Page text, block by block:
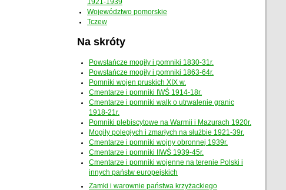
1921-1939
Województwo pomorskie
Tczew
Na skróty
Powstańcze mogiły i pomniki 1830-31r.
Powstańcze mogiły i pomniki 1863-64r.
Pomniki wojen pruskich XIX w.
Cmentarze i pomniki IWŚ 1914-18r.
Cmentarze i pomniki walk o utrwalenie granic
1918-21r.
Pomniki plebiscytowe na Warmii i Mazurach 1920r.
Mogiły poległych i zmarłych na służbie 1921-39r.
Cmentarze i pomniki wojny obronnej 1939r.
Cmentarze i pomniki IIWŚ 1939-45r.
Cmentarze i pomniki wojenne na terenie Polski i
innych państw europejskich
Zamki i warownie państwa krzyżackiego